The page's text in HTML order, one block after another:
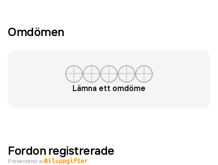
Omdömen
Lämna ett omdöme
Fordon registrerade
Presenterat av